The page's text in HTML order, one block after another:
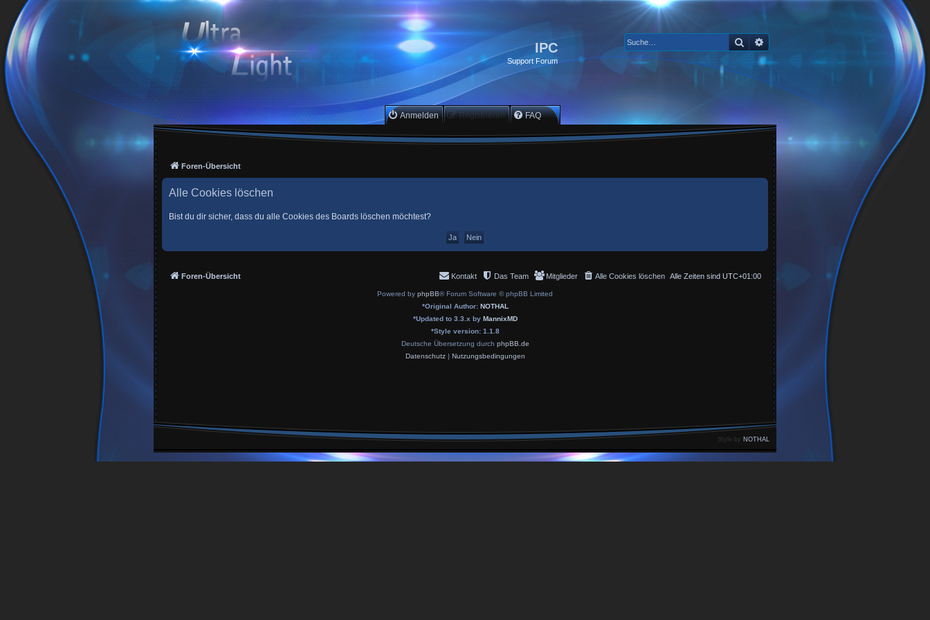
IPC
Support Forum
Suche
Anmelden Registrieren FAQ
Foren-Übersicht
Alle Cookies löschen
Bist du dir sicher, dass du alle Cookies des Boards löschen möchtest?
Foren-Übersicht Alle Zeiten sind UTC+01:00
Alle Cookies löschen
Mitglieder
Das Team
Kontakt
Powered by phpBB® Forum Software © phpBB Limited
*Original Author: NOTHAL
*Updated to 3.3.x by MannixMD
*Style version: 1.1.8
Deutsche Übersetzung durch phpBB.de
Datenschutz| Nutzungsbedingungen
Style by NOTHAL